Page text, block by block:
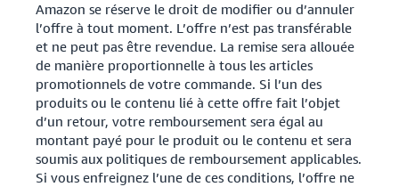
Amazon se réserve le droit de modifier ou d’annuler
l’offre à tout moment. L’offre n’est pas transférable
et ne peut pas être revendue. La remise sera allouée
de manière proportionnelle à tous les articles
promotionnels de votre commande. Si l’un des
produits ou le contenu lié à cette offre fait l’objet
d’un retour, votre remboursement sera égal au
montant payé pour le produit ou le contenu et sera
soumis aux politiques de remboursement applicables.
Si vous enfreignez l’une de ces conditions, l’offre ne